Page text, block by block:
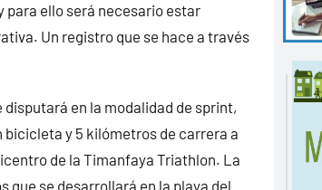
para ello será necesario estar
Un registro que se hace a través
en la modalidad de sprint,
y 5 kilómetros de carrera a
de la Timanfaya Triathlon. La
que se desarrollará en la playa del